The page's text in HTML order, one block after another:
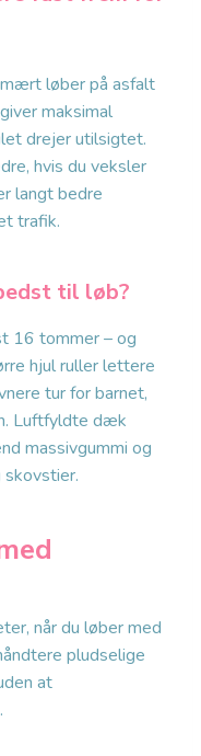
løber på asfalt
maksimal
drejer utilsigtet.
hvis du veksler
langt bedre
trafik.
til løb?
16 tommer – og
hjul ruller lettere
tur for barnet,
Luftfyldte dæk
massivgummi og
når du løber med
pludselige
at